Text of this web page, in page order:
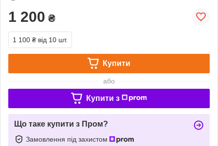
1 200 ₴
1 100 ₴ від 10 шт.
Купити
або
Купити з
Що таке купити з Пром?
Замовлення під захистом